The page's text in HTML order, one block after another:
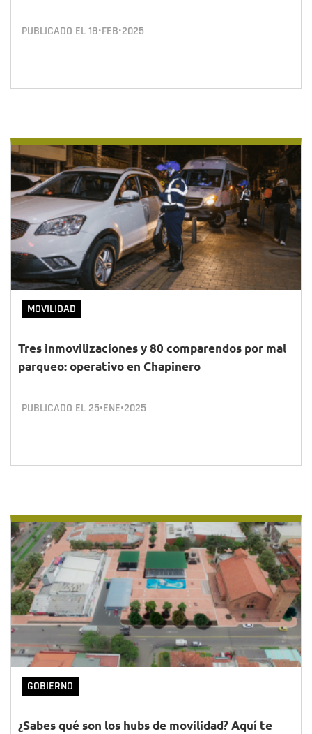
PUBLICADO EL18•FEB•2025
MOVILIDAD
Tres inmovilizaciones y 80 comparendos por mal
parqueo: operativo en Chapinero
PUBLICADO EL 25•ENE•2025
GOBIERNO
¿Sabes qué son los hubs de movilidad? Aquí te